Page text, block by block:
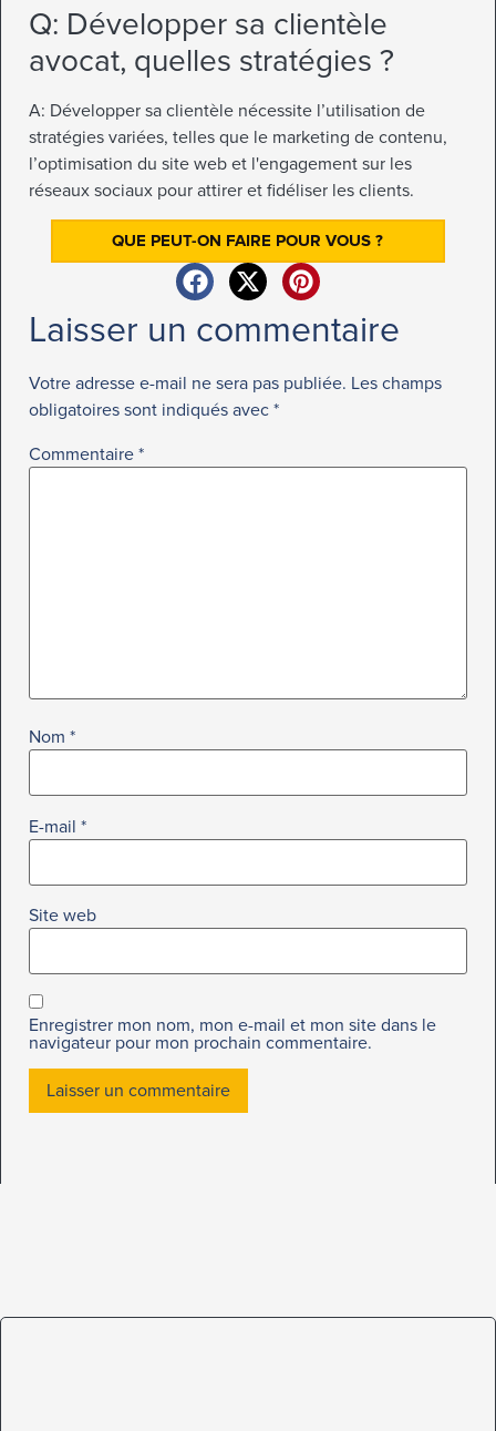
Q: Développer sa clientèle
avocat, quelles stratégies ?
A: Développer sa clientèle nécessite l’utilisation de
stratégies variées, telles que le marketing de contenu,
l’optimisation du site web et l'engagement sur les
réseaux sociaux pour attirer et fidéliser les clients.
QUE PEUT-ON FAIRE POUR VOUS ?
Laisser un commentaire
Votre adresse e-mail ne sera pas publiée. Les champs
obligatoires sont indiqués avec *
Commentaire *
Nom *
E-mail *
Site web
Enregistrer mon nom, mon e-mail et mon site dans le
navigateur pour mon prochain commentaire.